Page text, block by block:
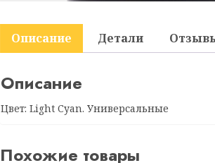
Описание Детали
Описание
Цвет: Light Cyan. Универсальные
Похожие товары